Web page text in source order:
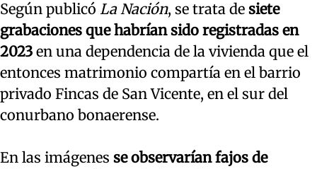
Según publicó La Nación, se trata de siete
grabaciones que habrían sido registradas en
2023 en una dependencia de la vivienda que el
entonces matrimonio compartía en el barrio
privado Fincas de San Vicente, en el sur del
conurbano bonaerense.
En las imágenes se observarían fajos de